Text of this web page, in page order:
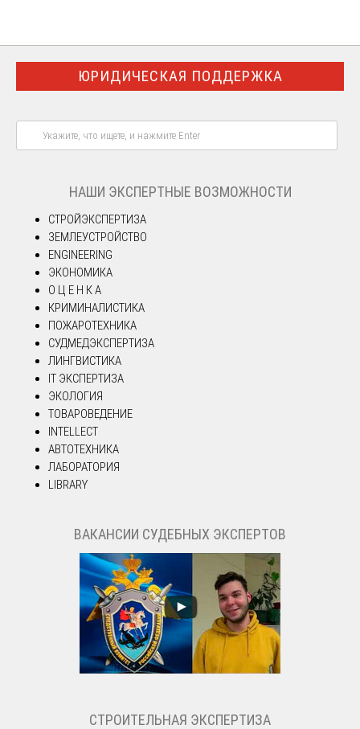
ЮРИДИЧЕСКАЯ ПОДДЕРЖКА
НАШИ ЭКСПЕРТНЫЕ ВОЗМОЖНОСТИ
СТРОЙЭКСПЕРТИЗА
ЗЕМЛЕУСТРОЙСТВО
ENGINEERING
ЭКОНОМИКА
О Ц Е Н К А
КРИМИНАЛИСТИКА
ПОЖАРОТЕХНИКА
СУДМЕДЭКСПЕРТИЗА
ЛИНГВИСТИКА
IT ЭКСПЕРТИЗА
ЭКОЛОГИЯ
ТОВАРОВЕДЕНИЕ
INTELLECT
АВТОТЕХНИКА
ЛАБОРАТОРИЯ
LIBRARY
ВАКАНСИИ СУДЕБНЫХ ЭКСПЕРТОВ
СТРОИТЕЛЬНАЯ ЭКСПЕРТИЗА